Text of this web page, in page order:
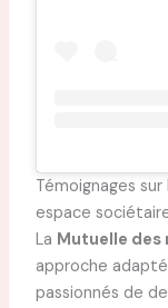
Témoignages
espace
La Mutuelle des
approche
passionnés de